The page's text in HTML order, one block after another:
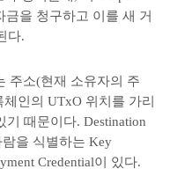
을 청구하고 이를 새 거
다.
주소(현재 소유자의 주
인의 UTxO 위치를 가리
기 때문이다. Destination
을 식별하는 Key
Credential이 있다.